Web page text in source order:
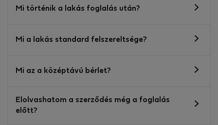
Mi történik a lakás foglalás után?
Mi a lakás standard felszereltsége?
Mi az a középtávú bérlet?
Elolvashatom a szerződés még a foglalás
előtt?